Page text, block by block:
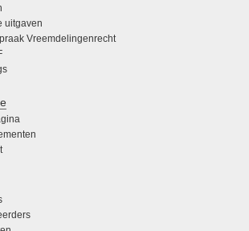
uitgaven
Vreemdelingenrecht